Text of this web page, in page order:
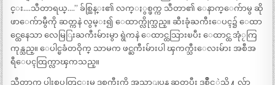
င္း….သီတာရယ္….” ခ်စ္ထြန္း၏ လက္ႏွစ္ဖက္က သီတာ၏ ေနာက္ေက်ာမွ ဆို
ဖာေက်ာမွီကို ဆတ္ကနဲ လွမ္း၍ ေထာက္လိုက္သည္။ ဆီးခုံႀကီးေပၚ၌ ေထာ
င္ထေနေသာ လေမြြးႀကီးမ်ားမွာ ရွဲကနဲ ေထာင္ထသြားၿပီး ေထာင္ထ အုံႂကြ
ကုန္သည္။ ေပါင္ၿခံတဝိုက္ သာမက ဖင္ႀကီးမ်ားပါ ၾကက္သီးေလးမ်ား အစီအ
ရီေပၚထြက္လာၾကသည္။
သီတာက ပါးစပ္အတြင္းမွ ဒစ္ႀကီးကို အသာျပန္ ဆုတ္ၿပီး ဒစ္ခ်ိဳင့္ထဲသို႔ လွ်ာ